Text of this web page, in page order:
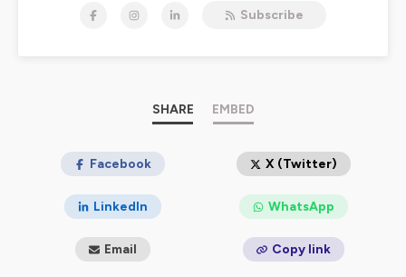
s’inscrit dans leur itinéraire de vie, et dans une recherche
l’école publique est gratuite. Créer son école, c’est un
sport complet, un parcours entrepreneurial et une
dans ces aventures humaines que je veux vous
Hébergé par Ausha. Visitez
ausha.co/politique-de-
pour plus d'informations.
Subscribe
SHARE EMBED
Facebook X (Twitter)
LinkedIn WhatsApp
Email Copy link